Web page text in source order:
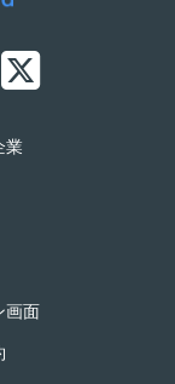
業
画面